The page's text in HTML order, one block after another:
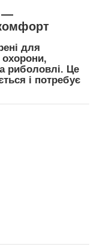
—
для
охорони,
риболовлі. Це
і потребує